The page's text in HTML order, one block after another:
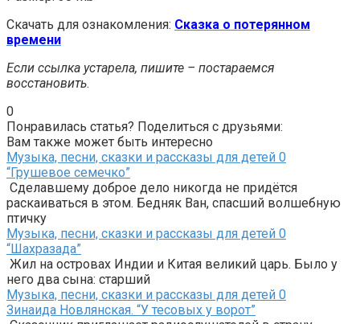
Скачать для ознакомления: Сказка о потерянном
времени
Если ссылка устарела, пишите – постараемся
восстановить.
0
Понравилась статья? Поделиться с друзьями:
Вам также может быть интересно
Музыка, песни, сказки и рассказы для детей 0
“Грушевое семечко”
Сделавшему доброе дело никогда не придётся
раскаиваться в этом. Бедняк Ван, спасший волшебную
птичку
Музыка, песни, сказки и рассказы для детей 0
“Шахразада”
Жил на островах Индии и Китая великий царь. Было у
него два сына: старший
Музыка, песни, сказки и рассказы для детей 0
Зинаида Новлянская. “У тесовых у ворот”